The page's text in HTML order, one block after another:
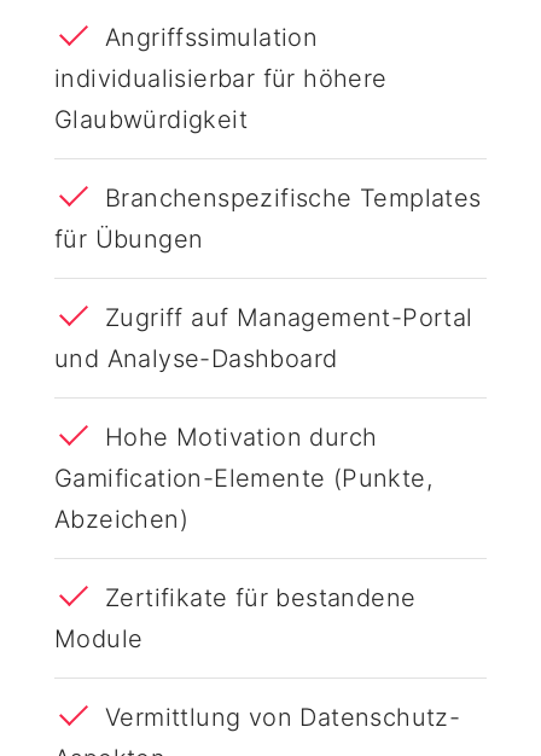
Angriffssimulation
individualisierbar für höhere
Glaubwürdigkeit
Branchenspezifische Templates
für Übungen
Zugriff auf Management-Portal
und Analyse-Dashboard
Hohe Motivation durch
Gamification-Elemente (Punkte,
Abzeichen)
Zertifikate für bestandene
Module
Vermittlung von Datenschutz-